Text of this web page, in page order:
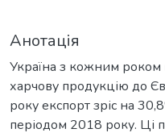
Анотація
Україна з кожним роком
харчову продукцію до
року експорт зріс на
періодом 2018 року. Ці